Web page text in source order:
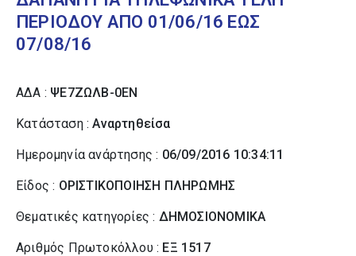
ΠΕΡΙΟΔΟΥ ΑΠΟ 01/06/16 ΕΩΣ
07/08/16
ΑΔΑ : ΨΕ7ΖΩΛΒ-0ΕΝ
Κατάσταση :Αναρτηθείσα
Ημερομηνία ανάρτησης : 06/09/2016 10:34:11
Είδος : ΟΡΙΣΤΙΚΟΠΟΙΗΣΗ ΠΛΗΡΩΜΗΣ
Θεματικές κατηγορίες : ΔΗΜΟΣΙΟΝΟΜΙΚΑ
Αριθμός Πρωτοκόλλου : ΕΞ 1517